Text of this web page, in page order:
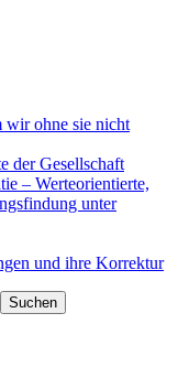
ohne sie nicht
der Gesellschaft
– Werteorientierte,
unter
und ihre Korrektur